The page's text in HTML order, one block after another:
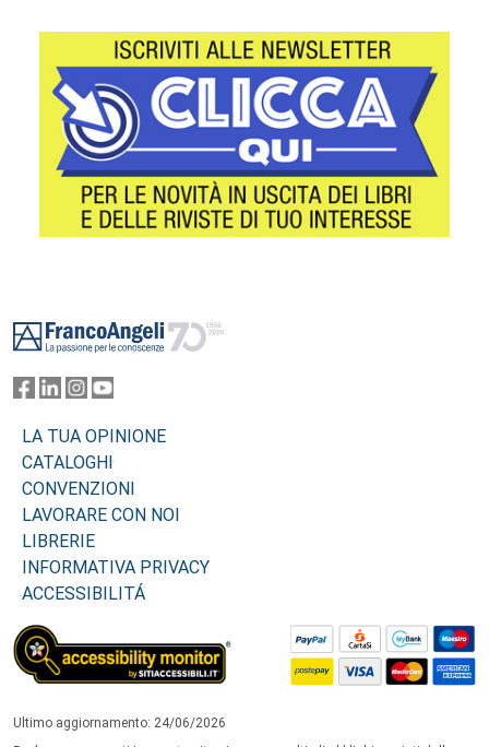
LA TUA OPINIONE
CATALOGHI
CONVENZIONI
LAVORARE CON NOI
LIBRERIE
INFORMATIVA PRIVACY
ACCESSIBILITÁ
Ultimo aggiornamento: 24/06/2026